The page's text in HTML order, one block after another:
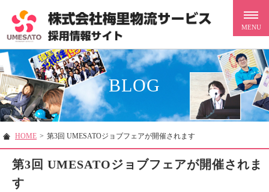
BLOG
HOME > 第3回 UMESATOジョブフェアが開催されます
第3回 UMESATOジョブフェアが開催されま
す